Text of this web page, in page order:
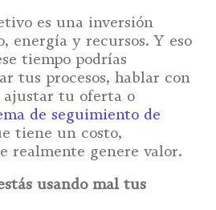
es una inversión
energía y recursos. Y eso
tiempo podrías
tus procesos, hablar con
ajustar tu oferta o
de seguimiento de
tiene un costo,
realmente genere valor.
usando mal tus